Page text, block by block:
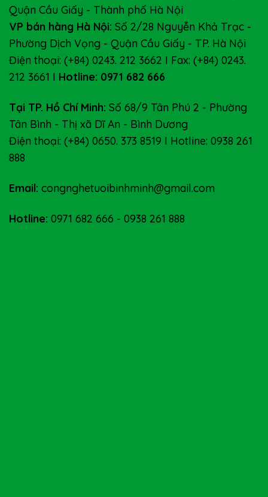
Quận Cầu Giấy - Thành phố Hà Nội
VP bán hàng Hà Nội: Số 2/28 Nguyễn Khả Trạc -
Phường Dịch Vọng - Quận Cầu Giấy - TP. Hà Nội
Điện thoại: (+84) 0243. 212 3662 I Fax: (+84) 0243.
212 3661 I Hotline: 0971 682 666
Tại TP. Hồ Chí Minh: Số 68/9 Tân Phú 2 - Phường
Tân Bình - Thị xã Dĩ An - Bình Dương
Điện thoại: (+84) 0650. 373 8519 I Hotline: 0938 261
888
Email: congnghetuoibinhminh@gmail.com
Hotline: 0971 682 666 - 0938 261 888